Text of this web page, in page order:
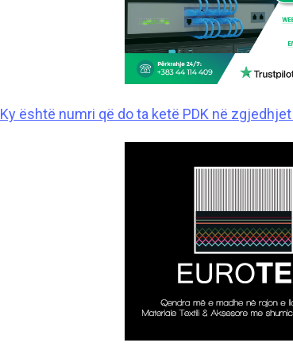
Ky është numri që do ta ketë PDK në